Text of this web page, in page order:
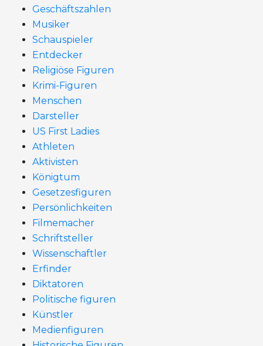
Geschäftszahlen
Musiker
Schauspieler
Entdecker
Religiöse Figuren
Krimi-Figuren
Menschen
Darsteller
US First Ladies
Athleten
Aktivisten
Königtum
Gesetzesfiguren
Persönlichkeiten
Filmemacher
Schriftsteller
Wissenschaftler
Erfinder
Diktatoren
Politische figuren
Künstler
Medienfiguren